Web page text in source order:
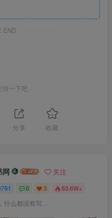
END
持一下吧
分享 收藏
网 关注
0 3 63.6W+
什么都没有写...